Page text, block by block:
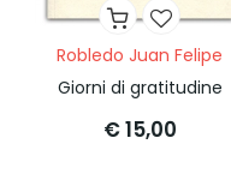
Robledo Juan Felipe
Giorni di gratitudine
€ 15,00